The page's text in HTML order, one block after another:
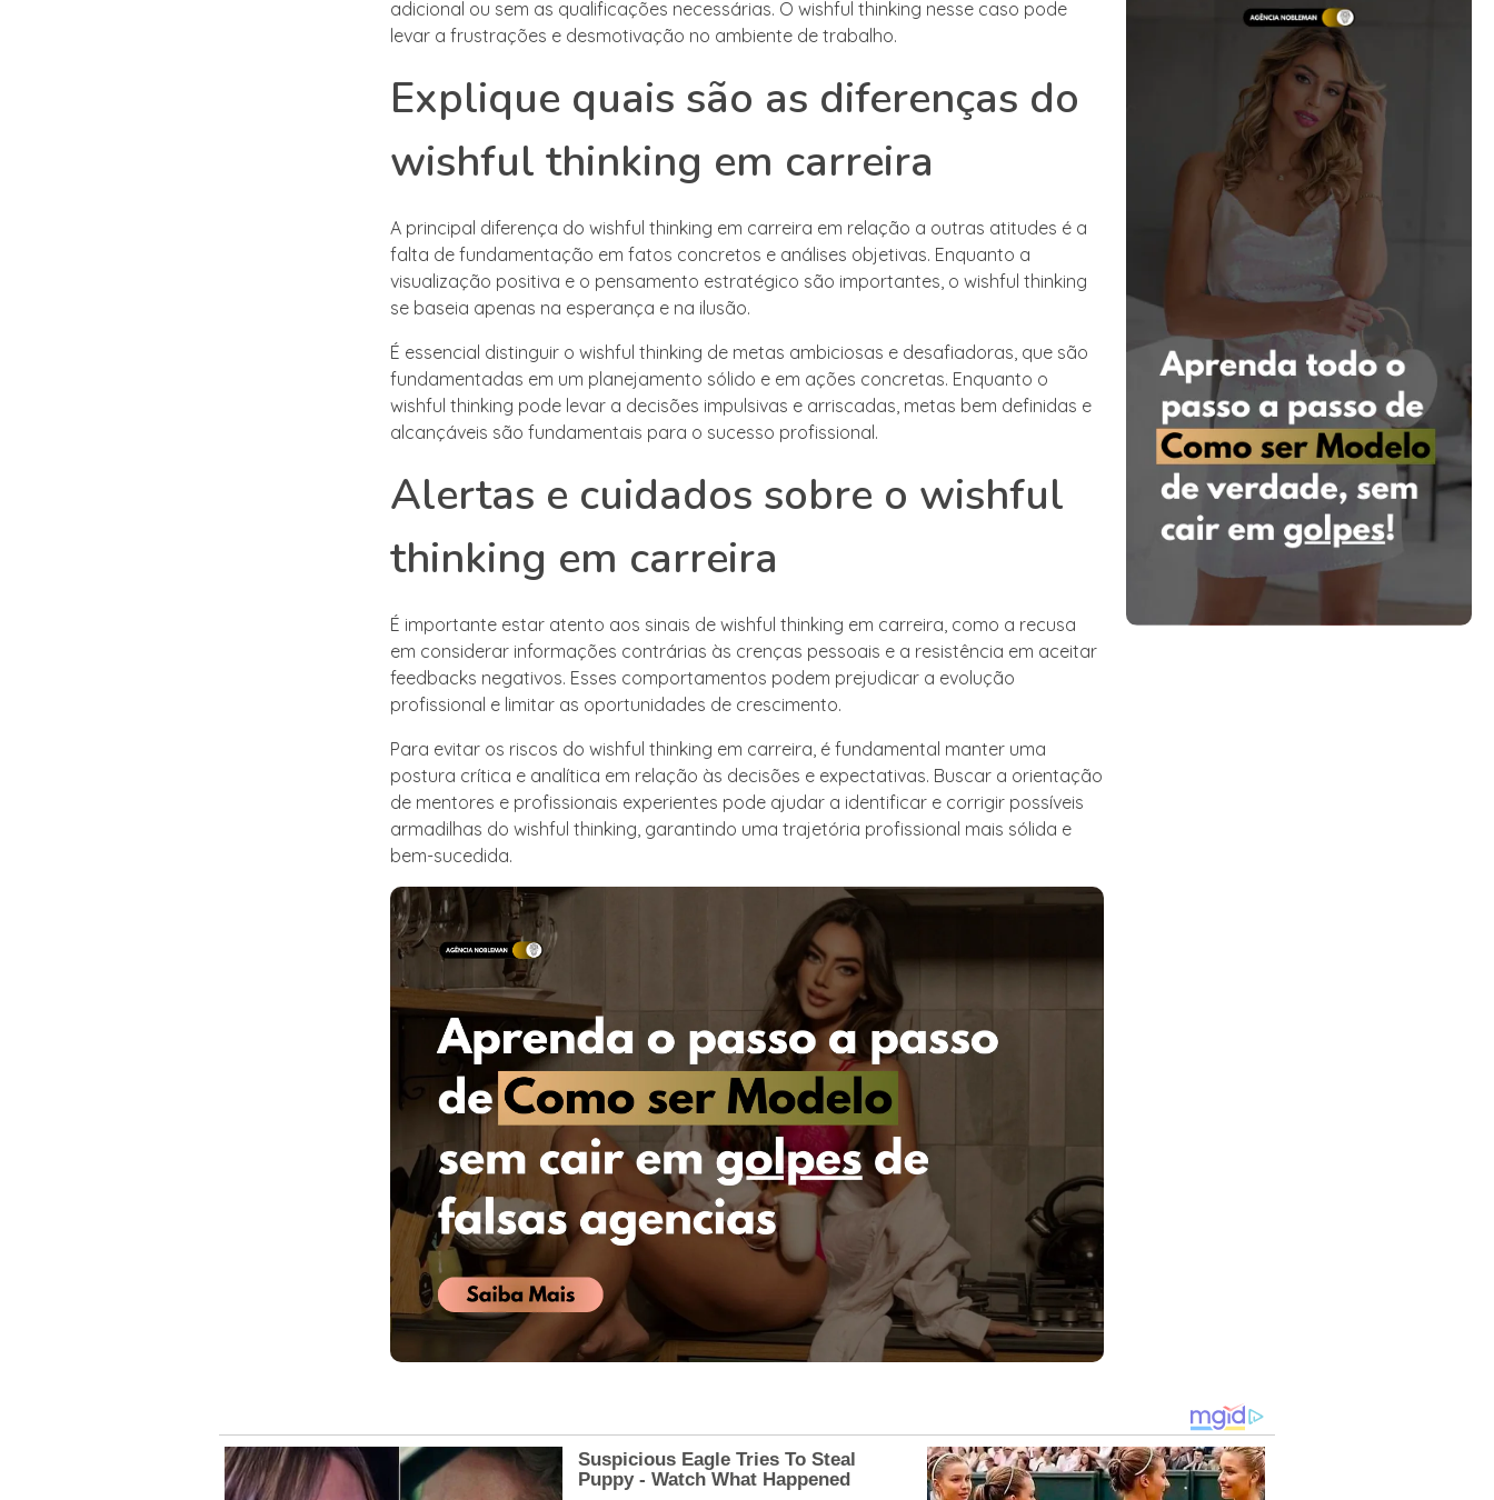
adicional ou sem as qualificações necessárias. O wishful thinking nesse caso pode
levar a frustrações e desmotivação no ambiente de trabalho.
Explique quais são as diferenças do
wishful thinking em carreira
A principal diferença do wishful thinking em carreira em relação a outras atitudes é a
falta de fundamentação em fatos concretos e análises objetivas. Enquanto a
visualização positiva e o pensamento estratégico são importantes, o wishful thinking
se baseia apenas na esperança e na ilusão.
É essencial distinguir o wishful thinking de metas ambiciosas e desafiadoras, que são
fundamentadas em um planejamento sólido e em ações concretas. Enquanto o
wishful thinking pode levar a decisões impulsivas e arriscadas, metas bem definidas e
alcançáveis são fundamentais para o sucesso profissional.
Alertas e cuidados sobre o wishful
thinking em carreira
É importante estar atento aos sinais de wishful thinking em carreira, como a recusa
em considerar informações contrárias às crenças pessoais e a resistência em aceitar
feedbacks negativos. Esses comportamentos podem prejudicar a evolução
profissional e limitar as oportunidades de crescimento.
Para evitar os riscos do wishful thinking em carreira, é fundamental manter uma
postura crítica e analítica em relação às decisões e expectativas. Buscar a orientação
de mentores e profissionais experientes pode ajudar a identificar e corrigir possíveis
armadilhas do wishful thinking, garantindo uma trajetória profissional mais sólida e
bem-sucedida.